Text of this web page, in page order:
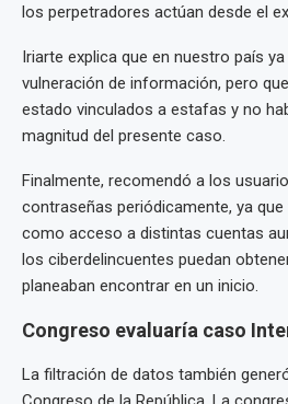
los perpetradores actúan desde el
Iriarte explica que en nuestro país
vulneración de información, pero
estado vinculados a estafas y no
magnitud del presente caso.
Finalmente, recomendó a los
contraseñas periódicamente, ya
como acceso a distintas cuentas
los ciberdelincuentes puedan
planeaban encontrar en un inicio.
Congreso evaluaría caso
La filtración de datos también